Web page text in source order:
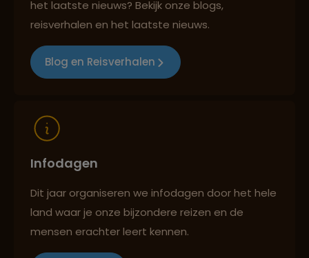
Best beoordeelde reisroutes
het laatste nieuws? Bekijk onze blogs,
reisverhalen en het laatste nieuws.
Blog en Reisverhalen
Infodagen
Dit jaar organiseren we infodagen door het hele
land waar je onze bijzondere reizen en de
mensen erachter leert kennen.